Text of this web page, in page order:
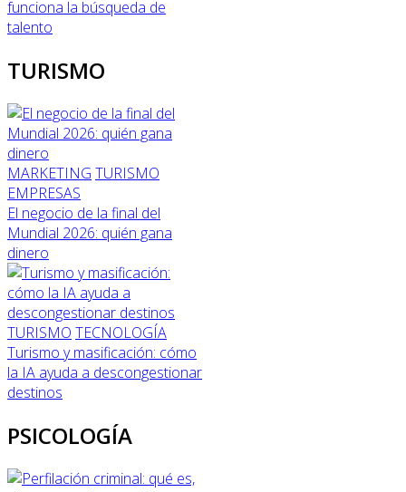
funciona la búsqueda de
talento
TURISMO
MARKETING TURISMO
EMPRESAS
El negocio de la final del
Mundial 2026: quién gana
dinero
TURISMO TECNOLOGÍA
Turismo y masificación: cómo
la IA ayuda a descongestionar
destinos
PSICOLOGÍA